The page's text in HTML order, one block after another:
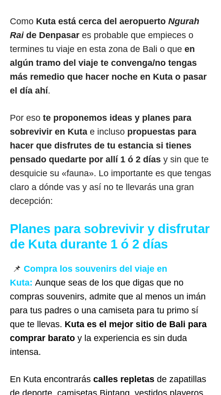
Como Kuta está cerca del aeropuerto Ngurah
Raide Denpasar es probable que empieces o
termines tu viaje en esta zona de Bali o que en
algún tramo del viaje te convenga/no tengas
más remedio que hacer noche en Kuta o pasar
el día ahí.
Por eso te proponemos ideas y planes para
sobrevivir en Kuta e incluso propuestas para
hacer que disfrutes de tu estancia si tienes
pensado quedarte por allí 1 ó 2 días y sin que te
desquicie su «fauna». Lo importante es que tengas
claro a dónde vas y así no te llevarás una gran
decepción:
Planes para sobrevivir y disfrutar
de Kuta durante 1 ó 2 días
📌 Compra los souvenirs del viaje en
Kuta: Aunque seas de los que digas que no
compras souvenirs, admite que al menos un imán
para tus padres o una camiseta para tu primo sí
que te llevas. Kuta es el mejor sitio de Bali para
comprar barato y la experiencia es sin duda
intensa.
En Kuta encontrarás calles repletas de zapatillas